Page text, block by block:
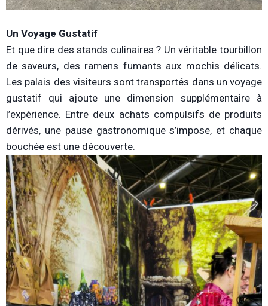
Un Voyage Gustatif
Et que dire des stands culinaires ? Un véritable tourbillon
de saveurs, des ramens fumants aux mochis délicats.
Les palais des visiteurs sont transportés dans un voyage
gustatif qui ajoute une dimension supplémentaire à
l’expérience. Entre deux achats compulsifs de produits
dérivés, une pause gastronomique s’impose, et chaque
bouchée est une découverte.